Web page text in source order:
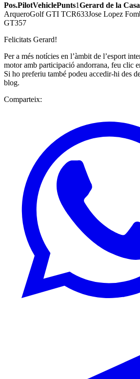
Pos.PilotVehiclePunts1Gerard de la Casa
ArqueroGolf GTI TCR633Jose Lopez
GT357
Felicitats Gerard!
Per a més notícies en l’àmbit de l’esport
motor amb participació andorrana, feu clic
Si ho preferiu també podeu accedir-hi des
blog.
Comparteix: